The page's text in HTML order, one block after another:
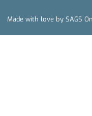
Made with love by SAGS